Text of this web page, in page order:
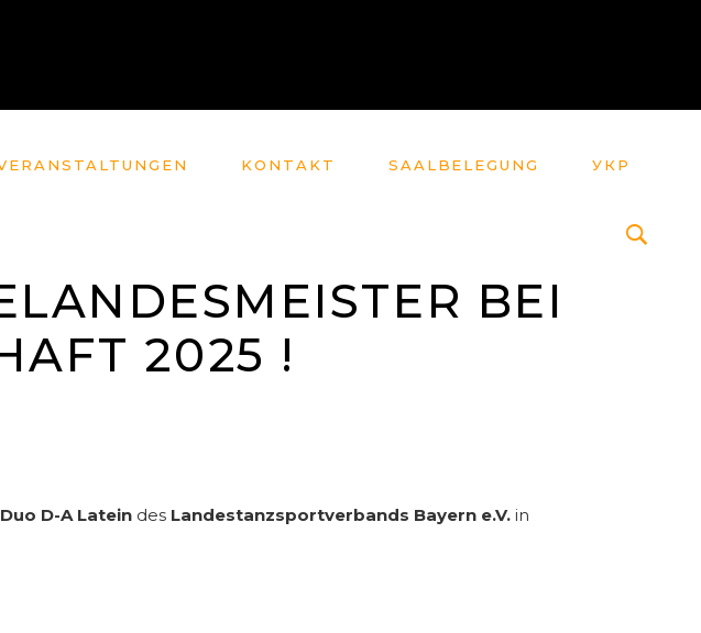
KONTAKT SAALBELEGUNG УКР
BEI
2025 !
D-A Latein des Landestanzsportverbands Bayern e.V. in